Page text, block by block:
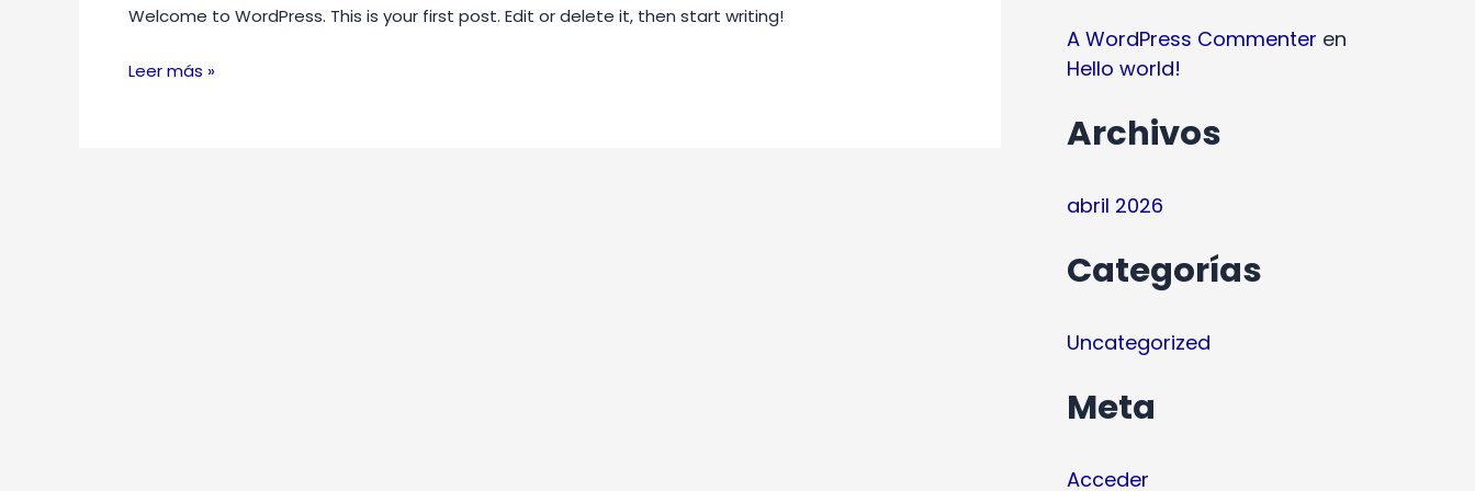
Welcome to WordPress. This is your first post. Edit or delete it, then start writing!
Leer más »
A WordPress Commenter en
Hello world!
Archivos
abril 2026
Categorías
Uncategorized
Meta
Acceder